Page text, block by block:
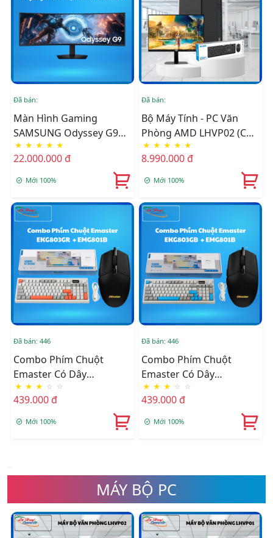
Đã bán:
Màn Hình Gaming
SAMSUNG Odyssey G9
G91F LS49FG912EEXXV
★ ★ ★ ★ ★
22.000.000 đ
Mới 100%
Đã bán:
Bộ Máy Tính - PC Văn
Phòng AMD LHVP02 (CPU
3200G/ MB B450M/ Ram
8GB/ SSD 256GB) Đã Bao
Gồm LCD Và Phím Chuột
★ ★ ★ ★ ★
8.990.000 đ
Mới 100%
Đã bán: 446
Combo Phím Chuột
Emaster Có Dây
★ ★ ★ ☆ ☆
439.000 đ
Mới 100%
Đã bán: 446
Combo Phím Chuột
Emaster Có Dây
★ ★ ★ ☆ ☆
439.000 đ
Mới 100%
MÁY BỘ PC